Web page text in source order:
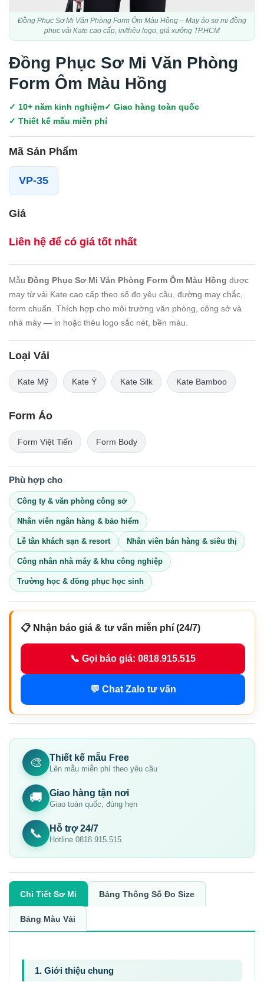
Đồng Phục Sơ Mi Văn Phòng Form Ôm Màu Hồng – May áo sơ mi đồng
phục vải Kate cao cấp, in/thêu logo, giá xưởng TP.HCM
Đồng Phục Sơ Mi Văn Phòng
Form Ôm Màu Hồng
✓ 10+ năm kinh nghiệm✓ Giao hàng toàn quốc
✓ Thiết kế mẫu miễn phí
Mã Sản Phẩm
VP-35
Giá
Liên hệ để có giá tốt nhất
Mẫu Đồng Phục Sơ Mi Văn Phòng Form Ôm Màu Hồng được
may từ vải Kate cao cấp theo số đo yêu cầu, đường may chắc,
form chuẩn. Thích hợp cho môi trường văn phòng, công sở và
nhà máy — in hoặc thêu logo sắc nét, bền màu.
Loại Vải
Kate Mỹ Kate Ý Kate Silk Kate Bamboo
Form Áo
Form Việt Tiến Form Body
Phù hợp cho
Công ty & văn phòng công sở
Nhân viên ngân hàng & bảo hiểm
Lễ tân khách sạn & resort Nhân viên bán hàng & siêu thị
Công nhân nhà máy & khu công nghiệp
Trường học & đồng phục học sinh
📋 Nhận báo giá & tư vấn miễn phí (24/7)
📞 Gọi báo giá: 0818.915.515
💬 Chat Zalo tư vấn
🎨 Thiết kế mẫu Free
Lên mẫu miễn phí theo yêu cầu
🚚 Giao hàng tận nơi
Giao toàn quốc, đúng hẹn
📞 Hỗ trợ 24/7
Hotline 0818.915.515
Chi Tiết Sơ Mi Bảng Thông Số Đo Size
Bảng Màu Vải
1. Giới thiệu chung